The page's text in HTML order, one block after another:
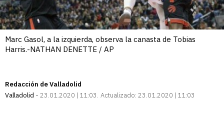
Marc Gasol, a la izquierda, observa la canasta de Tobias
Harris.-NATHAN DENETTE / AP
Redacción de Valladolid
Valladolid
23.01.2020 | 11:03 Actualizado: 23.01.2020 | 11:03